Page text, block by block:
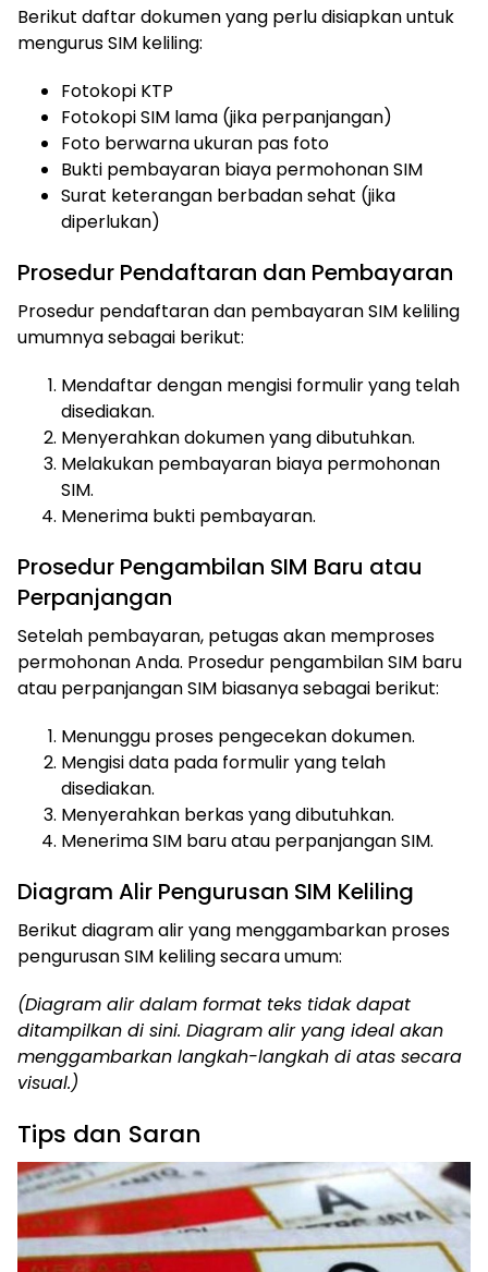
Berikut daftar dokumen yang perlu disiapkan untuk
mengurus SIM keliling:
Fotokopi KTP
Fotokopi SIM lama (jika perpanjangan)
Foto berwarna ukuran pas foto
Bukti pembayaran biaya permohonan SIM
Surat keterangan berbadan sehat (jika
diperlukan)
Prosedur Pendaftaran dan Pembayaran
Prosedur pendaftaran dan pembayaran SIM keliling
umumnya sebagai berikut:
Mendaftar dengan mengisi formulir yang telah
disediakan.
Menyerahkan dokumen yang dibutuhkan.
Melakukan pembayaran biaya permohonan
SIM.
Menerima bukti pembayaran.
Prosedur Pengambilan SIM Baru atau
Perpanjangan
Setelah pembayaran, petugas akan memproses
permohonan Anda. Prosedur pengambilan SIM baru
atau perpanjangan SIM biasanya sebagai berikut:
Menunggu proses pengecekan dokumen.
Mengisi data pada formulir yang telah
disediakan.
Menyerahkan berkas yang dibutuhkan.
Menerima SIM baru atau perpanjangan SIM.
Diagram Alir Pengurusan SIM Keliling
Berikut diagram alir yang menggambarkan proses
pengurusan SIM keliling secara umum:
(Diagram alir dalam format teks tidak dapat
ditampilkan di sini. Diagram alir yang ideal akan
menggambarkan langkah-langkah di atas secara
visual.)
Tips dan Saran